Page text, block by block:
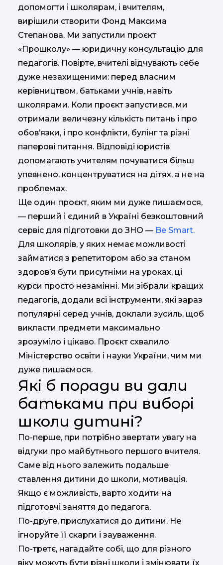
допомогти і школярам, і вчителям,
вирішили створити Фонд Максима
Степанова. Ми запустили проєкт
«Прошколу» — юридичну консультацію для
педагогів. Повірте, вчителі відчувають себе
дуже незахищеними: перед власним
керівництвом, батьками учнів, навіть
школярами. Коли проєкт запустився, ми
отримали величезну кількість питань і про
обов’язки, і про конфлікти, булінг та різні
паперові питання. Відповіді юристів
допомагають учителям почуватися більш
упевнено, концентруватися на дітях, а не на
проблемах.
Ще один проєкт, яким ми дуже пишаємося,
— перший і єдиний в Україні безкоштовний
сервіс для підготовки до ЗНО — Be Smart.
Для школярів, у яких немає можливості
займатися з репетитором або за станом
здоров’я бути присутніми на уроках, ці
курси просто незамінні. Ми зібрали кращих
педагогів, додали всі інструменти, які зараз
популярні серед учнів, доклали зусиль, щоб
викласти предмети максимально
зрозуміло і цікаво. Проєкт схвалило
Міністерство освіти і науки України, чим ми
дуже пишаємося.
Які б поради ви дали
батьками при виборі
школи дитині?
По-перше, при потрібно звертати увагу на
відгуки про майбутнього першого вчителя.
Саме від нього залежить подальше
ставлення дитини до школи, мотивація.
Якщо є можливість, варто ходити на
підготовчі заняття до педагога.
По-друге, прислухатися до дитини. Не
ігноруйте її скарги і зауваження.
По-третє, нагадайте собі, що для різного
віку можуть бути різні школи і змінювати їх